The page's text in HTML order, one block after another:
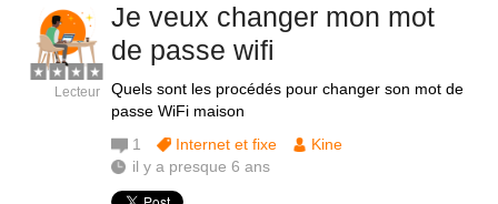
Je veux changer mon mot
de passe wifi
Quels sont les procédés pour changer son mot de
passe WiFi maison
Lecteur
1 Internet et fixe
Kine
il y a presque 6 ans